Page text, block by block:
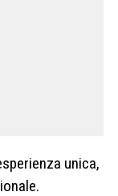
unica,